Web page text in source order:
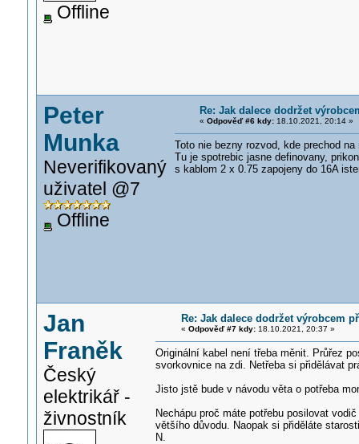
Offline
Peter
Munka
Neverifikovaný
uživatel @7
Offline
Re: Jak dalece dodržet
« Odpověď #6 kdy:18.10.2021, 20:14 »
Toto nie bezny rozvod, kde prechod
Tu je spotrebic jasne definovany,
s kablom 2 x 0.75 zapojeny do 16A
Jan
Franěk
Český
elektrikář -
živnostník
Re: Jak dalece dodržet výrobcem
« Odpověď #7 kdy:18.10.2021, 20:37 »
Originální kabel není třeba měnit. Průřez
svorkovnice na zdi. Netřeba si přidělávat
Jisto jstě bude v návodu věta o potřeba
Nechápu proč máte potřebu posilovat
většího důvodu. Naopak si přiděláte
N.